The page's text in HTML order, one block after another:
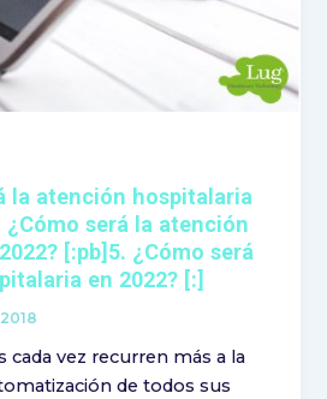
la atención hospitalaria
¿Cómo será la atención
[:pb]5. ¿Cómo será
en 2022? [:]
cada vez recurren más a la
de todos sus